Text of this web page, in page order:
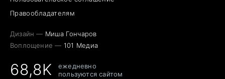
Правообладателям
Дизайн — Миша Гончаров
Воплощение — 101 Медиа
68,8K
ежедневно
пользуются сайтом